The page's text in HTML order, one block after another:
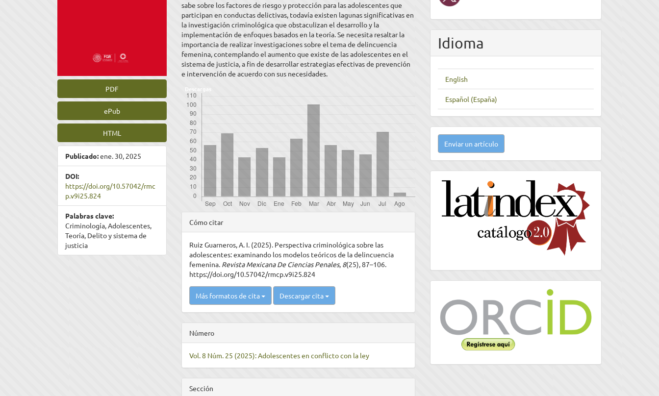
PDF
ePub
HTML
Publicado:ene. 30, 2025
DOI:
https://doi.org/10.57042/rmc
p.v9i25.824
Palabras clave:
Criminología, Adolescentes,
Teoría, Delito y sistema de
justicia
sabe sobre los factores de riesgo y protección para las adolescentes que
participan en conductas delictivas, todavía existen lagunas significativas en
la investigación criminológica que obstaculizan el desarrollo y la
implementación de enfoques basados en la teoría. Se necesita resaltar la
importancia de realizar investigaciones sobre el tema de delincuencia
femenina, contemplando el aumento que existe de las adolescentes en el
sistema de justicia, a fin de desarrollar estrategias efectivas de prevención
e intervención de acuerdo con sus necesidades.
Descargas
Detalles
del
artículo
Cómo citar
Ruiz Guarneros, A. I. (2025). Perspectiva criminológica sobre las
adolescentes: examinando los modelos teóricos de la delincuencia
femenina. Revista Mexicana De Ciencias Penales, 8(25), 87–106.
https://doi.org/10.57042/rmcp.v9i25.824
Más formatos de cita Descargar cita
Número
Vol. 8 Núm. 25 (2025): Adolescentes en conflicto con la ley
Sección
Idioma
English
Español (España)
Enviar
un
artículo
Enviar un artículo
latindex